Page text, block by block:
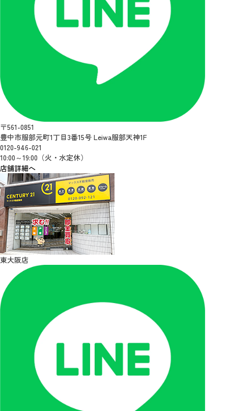
〒561-0851
豊中市服部元町1丁目3番15号 Leiwa服部天神1F
0120-946-021
10:00～19:00（火・水定休）
店舗詳細へ
東大阪店